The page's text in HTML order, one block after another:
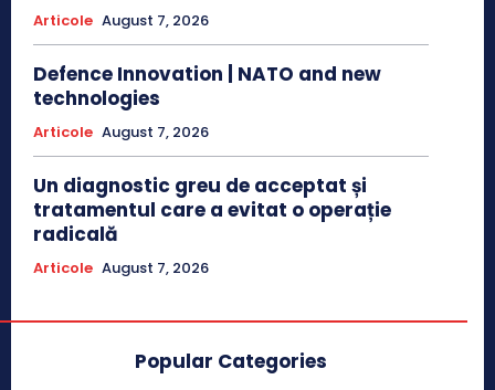
Articole August 7, 2026
Defence Innovation | NATO and new
technologies
Articole August 7, 2026
Un diagnostic greu de acceptat și
tratamentul care a evitat o operație
radicală
Articole August 7, 2026
Popular Categories